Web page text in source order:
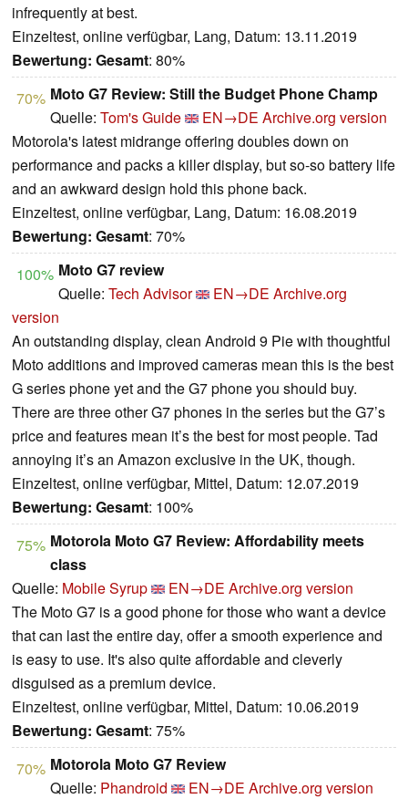
infrequently at best.
Einzeltest, online verfügbar, Lang, Datum: 13.11.2019
Bewertung: Gesamt: 80%
70% Moto G7 Review: Still the Budget Phone Champ
Quelle: Tom's Guide EN→DE Archive.org version
Motorola's latest midrange offering doubles down on
performance and packs a killer display, but so-so battery life
and an awkward design hold this phone back.
Einzeltest, online verfügbar, Lang, Datum: 16.08.2019
Bewertung: Gesamt: 70%
100% Moto G7 review
Quelle: Tech Advisor EN→DE Archive.org
version
An outstanding display, clean Android 9 Pie with thoughtful
Moto additions and improved cameras mean this is the best
G series phone yet and the G7 phone you should buy.
There are three other G7 phones in the series but the G7’s
price and features mean it’s the best for most people. Tad
annoying it’s an Amazon exclusive in the UK, though.
Einzeltest, online verfügbar, Mittel, Datum: 12.07.2019
Bewertung: Gesamt: 100%
75% Motorola Moto G7 Review: Affordability meets
class
Quelle: Mobile Syrup EN→DE Archive.org version
The Moto G7 is a good phone for those who want a device
that can last the entire day, offer a smooth experience and
is easy to use. It's also quite affordable and cleverly
disguised as a premium device.
Einzeltest, online verfügbar, Mittel, Datum: 10.06.2019
Bewertung: Gesamt: 75%
70% Motorola Moto G7 Review
Quelle: Phandroid EN→DE Archive.org version